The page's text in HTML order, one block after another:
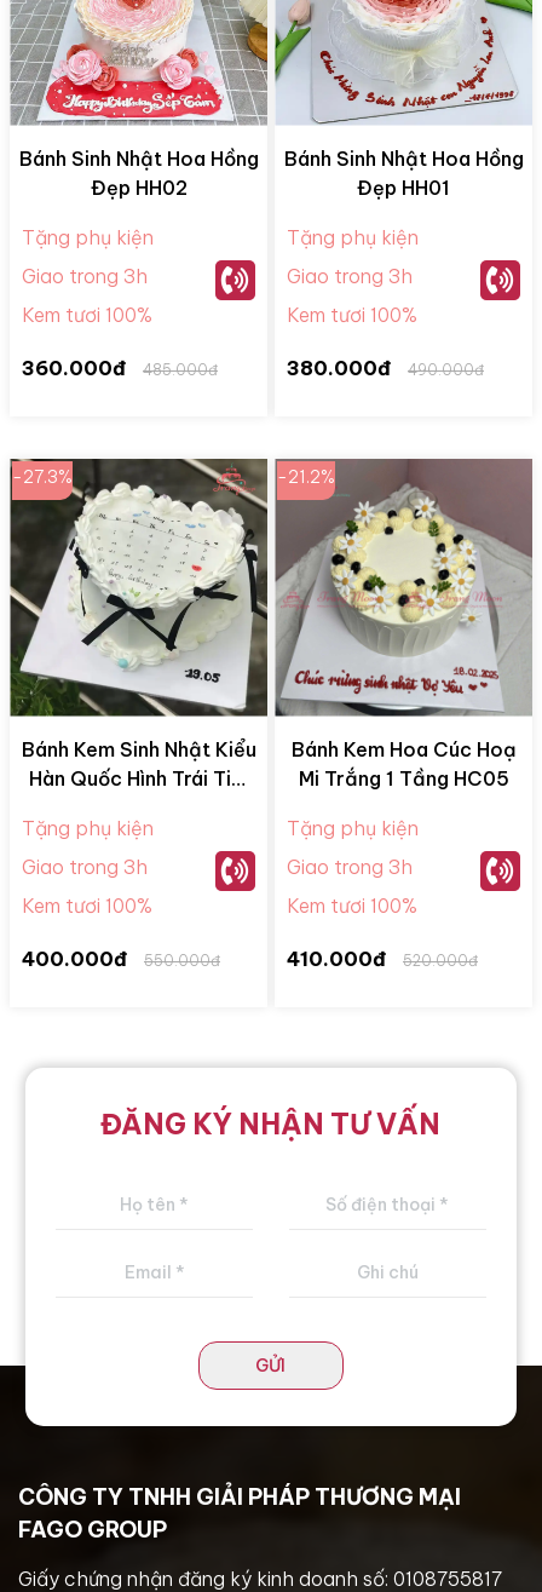
Bánh Sinh Nhật Hoa Hồng
Đẹp HH02
Tặng phụ kiện
Giao trong 3h
Kem tươi 100%
360.000đ 485.000đ
Bánh Sinh Nhật Hoa Hồng
Đẹp HH01
Tặng phụ kiện
Giao trong 3h
Kem tươi 100%
380.000đ 490.000đ
-27.3%
Bánh Kem Sinh Nhật Kiểu
Hàn Quốc Hình Trái Tim
Tặng phụ kiện
Giao trong 3h
Kem tươi 100%
400.000đ 550.000đ
-21.2%
Bánh Kem Hoa Cúc Hoạ
Mi Trắng 1 Tầng HC05
Tặng phụ kiện
Giao trong 3h
Kem tươi 100%
410.000đ 520.000đ
ĐĂNG KÝ NHẬN TƯ VẤN
GỬI
CÔNG TY TNHH GIẢI PHÁP THƯƠNG MẠI
FAGO GROUP
Giấy chứng nhận đăng ký kinh doanh số: 0108755817